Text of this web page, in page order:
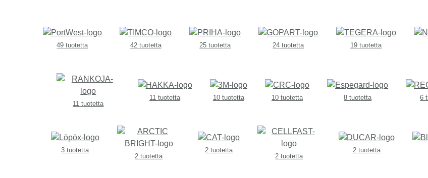
49 tuotetta 42 tuotetta 25 tuotetta 24 tuotetta 19 tuotetta
11 tuotetta
11 tuotetta 10 tuotetta 10 tuotetta 8 tuotetta 6
3 tuotetta
2 tuotetta
2 tuotetta
2 tuotetta
2 tuotetta